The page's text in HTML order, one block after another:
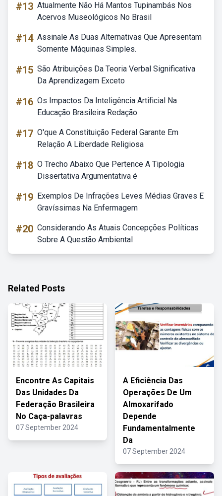
#13 Atualmente Não Há Mantos Tupinambás Nos
Acervos Museológicos No Brasil
#14 Assinale As Duas Alternativas Que Apresentam
Somente Máquinas Simples.
#15 São Atribuições Da Teoria Verbal Significativa
Da Aprendizagem Exceto
#16 Os Impactos Da Inteligência Artificial Na
Educação Brasileira Redação
#17 O'que A Constituição Federal Garante Em
Relação A Liberdade Religiosa
#18 O Trecho Abaixo Que Pertence A Tipologia
Dissertativa Argumentativa é
#19 Exemplos De Infrações Leves Médias Graves E
Gravíssimas Na Enfermagem
#20 Considerando As Atuais Concepções Políticas
Sobre A Questão Ambiental
Related Posts
Encontre As Capitais
Das Unidades Da
Federação Brasileira
No Caça-palavras
07 September 2024
A Eficiência Das
Operações De Um
Almoxarifado
Depende
Fundamentalmente
Da
07 September 2024